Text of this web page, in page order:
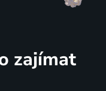
zajímat